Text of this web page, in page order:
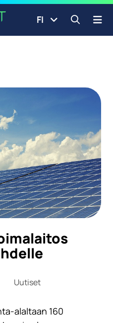
FI Avaa
Uutiset
alaltaan 160